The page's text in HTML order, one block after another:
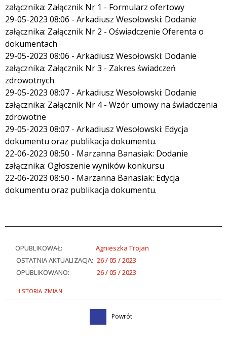
załącznika: Załącznik Nr 1 - Formularz ofertowy
29-05-2023 08:06 - Arkadiusz Wesołowski: Dodanie
załącznika: Załącznik Nr 2 - Oświadczenie Oferenta o
dokumentach
29-05-2023 08:06 - Arkadiusz Wesołowski: Dodanie
załącznika: Załącznik Nr 3 - Zakres świadczeń
zdrowotnych
29-05-2023 08:07 - Arkadiusz Wesołowski: Dodanie
załącznika: Załącznik Nr 4 - Wzór umowy na świadczenia
zdrowotne
29-05-2023 08:07 - Arkadiusz Wesołowski: Edycja
dokumentu oraz publikacja dokumentu.
22-06-2023 08:50 - Marzanna Banasiak: Dodanie
załącznika: Ogłoszenie wyników konkursu
22-06-2023 08:50 - Marzanna Banasiak: Edycja
dokumentu oraz publikacja dokumentu.
OPUBLIKOWAŁ:
Agnieszka Trojan
OSTATNIA AKTUALIZACJA: 26 / 05 / 2023
OPUBLIKOWANO:
26 / 05 / 2023
HISTORIA ZMIAN
Powrót